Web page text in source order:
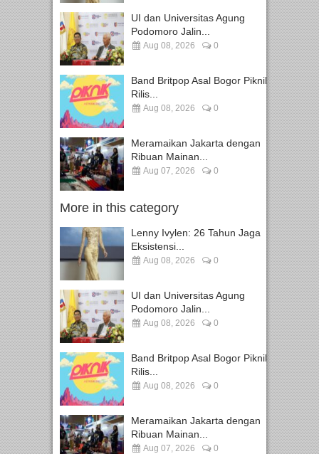
UI dan Universitas Agung
Podomoro Jalin...
Aug 08, 2026 0
Band Britpop Asal Bogor Piknik
Rilis...
Aug 08, 2026 0
Meramaikan Jakarta dengan
Ribuan Mainan...
Aug 07, 2026 0
More in this category
Lenny Ivylen: 26 Tahun Jaga
Eksistensi...
Aug 08, 2026 0
UI dan Universitas Agung
Podomoro Jalin...
Aug 08, 2026 0
Band Britpop Asal Bogor Piknik
Rilis...
Aug 08, 2026 0
Meramaikan Jakarta dengan
Ribuan Mainan...
Aug 07, 2026 0